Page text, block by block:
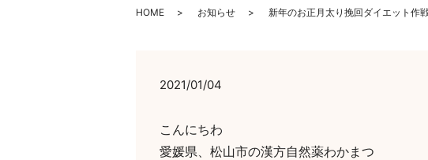
HOME お知らせ 新年のお正月太り挽回ダイエット作
2021/01/04
こんにちわ
愛媛県、松山市の漢方自然薬わかまつ